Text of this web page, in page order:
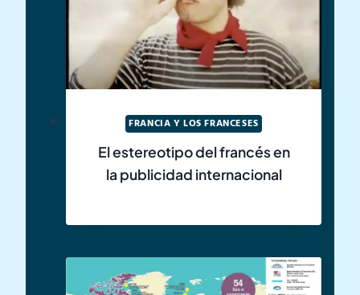
FRANCIA Y LOS FRANCESES
El estereotipo del francés en
la publicidad internacional